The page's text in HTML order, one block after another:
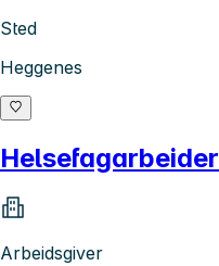
Sted
Heggenes
Helsefagarbeider
Arbeidsgiver